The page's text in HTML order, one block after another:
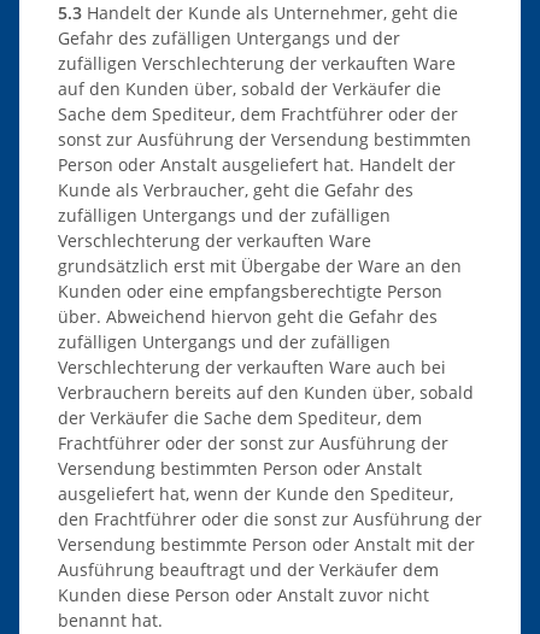
5.3 Handelt der Kunde als Unternehmer, geht die
Gefahr des zufälligen Untergangs und der
zufälligen Verschlechterung der verkauften Ware
auf den Kunden über, sobald der Verkäufer die
Sache dem Spediteur, dem Frachtführer oder der
sonst zur Ausführung der Versendung bestimmten
Person oder Anstalt ausgeliefert hat. Handelt der
Kunde als Verbraucher, geht die Gefahr des
zufälligen Untergangs und der zufälligen
Verschlechterung der verkauften Ware
grundsätzlich erst mit Übergabe der Ware an den
Kunden oder eine empfangsberechtigte Person
über. Abweichend hiervon geht die Gefahr des
zufälligen Untergangs und der zufälligen
Verschlechterung der verkauften Ware auch bei
Verbrauchern bereits auf den Kunden über, sobald
der Verkäufer die Sache dem Spediteur, dem
Frachtführer oder der sonst zur Ausführung der
Versendung bestimmten Person oder Anstalt
ausgeliefert hat, wenn der Kunde den Spediteur,
den Frachtführer oder die sonst zur Ausführung der
Versendung bestimmte Person oder Anstalt mit der
Ausführung beauftragt und der Verkäufer dem
Kunden diese Person oder Anstalt zuvor nicht
benannt hat.